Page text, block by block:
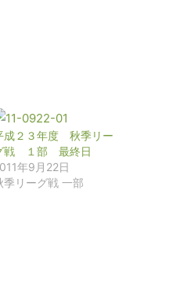
成２３年度 秋季リー
戦 １部 最終日
年9月22日
季リーグ戦 一部